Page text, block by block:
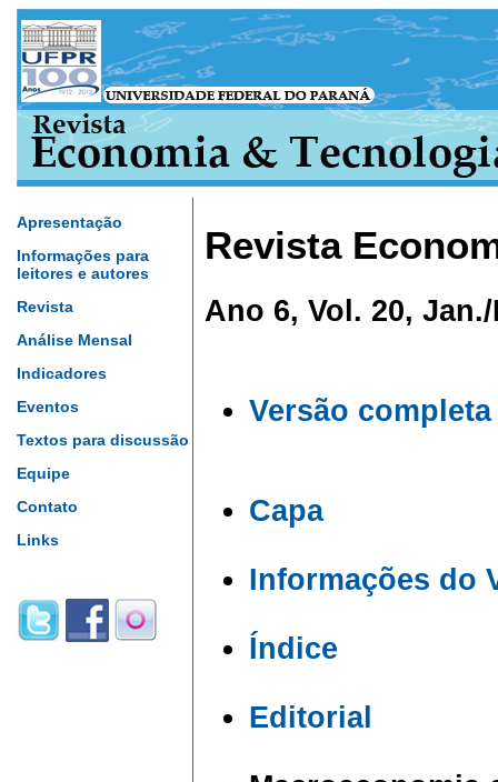
Apresentação
Informações para
leitores e autores
Revista
Análise Mensal
Indicadores
Eventos
Textos para discussão
Equipe
Contato
Links
Revista
Ano 6, Vol. 20,
Versão completa
Capa
Informações do
Índice
Editorial